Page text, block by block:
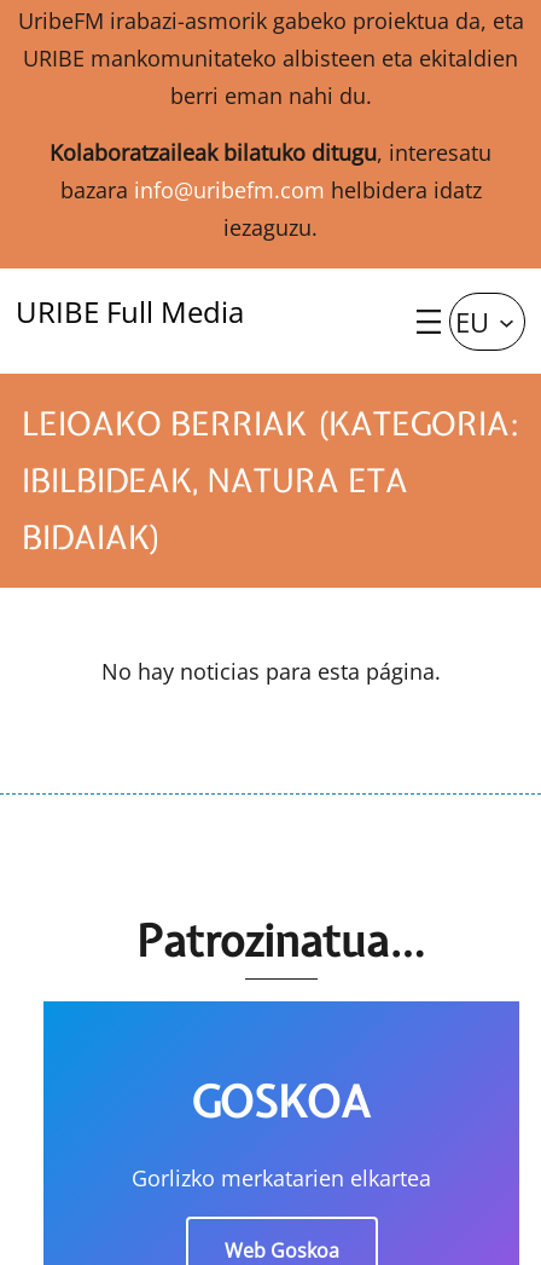
UribeFM irabazi-asmorik gabeko proiektua da, eta
URIBE mankomunitateko albisteen eta ekitaldien
berri eman nahi du.
Kolaboratzaileak bilatuko ditugu, interesatu
bazara info@uribefm.com helbidera idatz
iezaguzu.
URIBE Full Media EU
LEIOAKO BERRIAK (KATEGORIA:
IBILBIDEAK, NATURA ETA
BIDAIAK)
No hay noticias para esta página.
Patrozinatua…
GOSKOA
Gorlizko merkatarien elkartea
Web Goskoa